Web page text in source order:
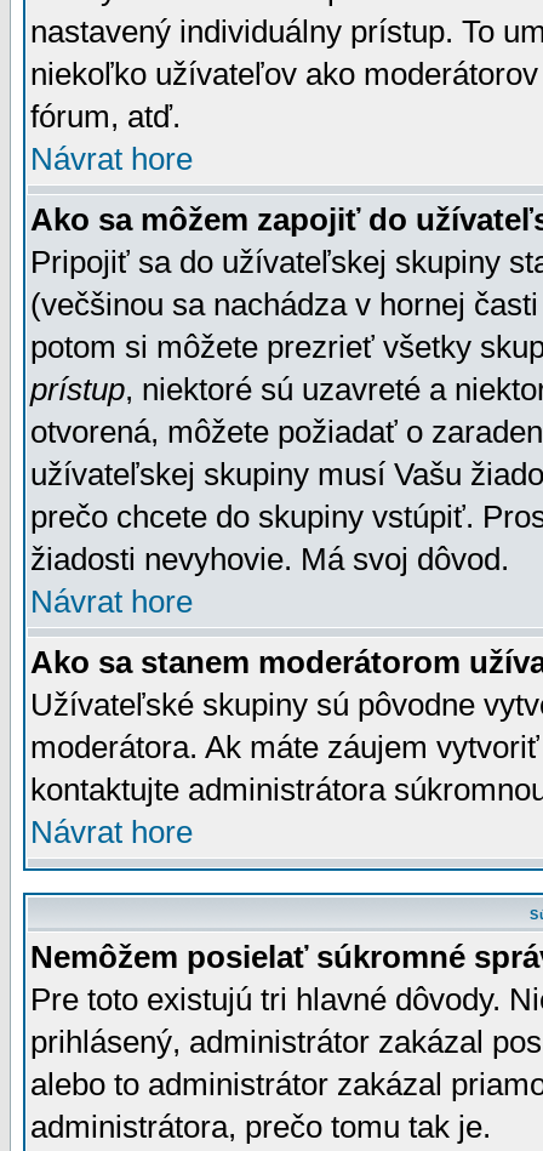
nastavený individuálny prístup. To
niekoľko užívateľov ako
fórum, atď.
Návrat hore
Ako sa môžem zapojiť do
Pripojiť sa do užívateľskej skupiny
(večšinou sa nachádza v hornej
potom si môžete prezrieť všetky
prístup, niektoré sú uzavreté a
otvorená, môžete požiadať o
užívateľskej skupiny musí Vašu
prečo chcete do skupiny vstúpiť.
žiadosti nevyhovie. Má svoj dôvod.
Návrat hore
Ako sa stanem moderátorom
Užívateľské skupiny sú pôvodne
moderátora. Ak máte záujem
kontaktujte administrátora
Návrat hore
Nemôžem posielať súkromné
Pre toto existujú tri hlavné dôvody.
prihlásený, administrátor zakázal
alebo to administrátor zakázal
administrátora, prečo tomu tak je.